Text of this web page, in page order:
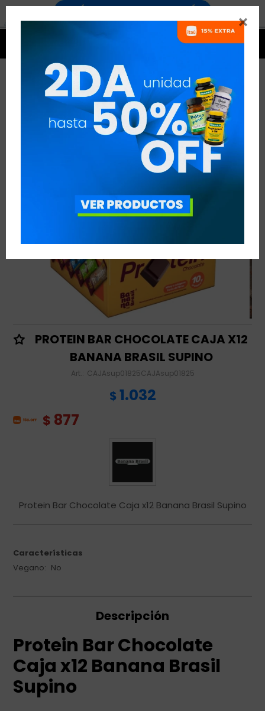

PROTEIN BAR CHOCOLATE CAJA X12
BANANA BRASIL SUPINO
CAJAsup01825CAJAsup01825
$ 1.032
$ 877
Protein Bar Chocolate Caja x12 Banana Brasil Supino
Características
Vegano
No
Descripción
Protein Bar Chocolate
Caja x12 Banana Brasil
Supino